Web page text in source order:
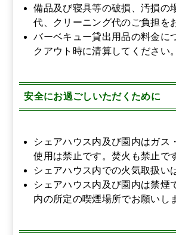
備品及び寝具等の破損、汚損の
代、クリーニング代のご負担を
バーベキュー貸出用品の料金に
クアウト時に清算してください。
安全にお過ごしいただくために
シェアハウス内及び園内はガス
使用は禁止です。焚火も禁止で
シェアハウス内での火気取扱い
シェアハウス内及び園内は禁煙
内の所定の喫煙場所でお願いし